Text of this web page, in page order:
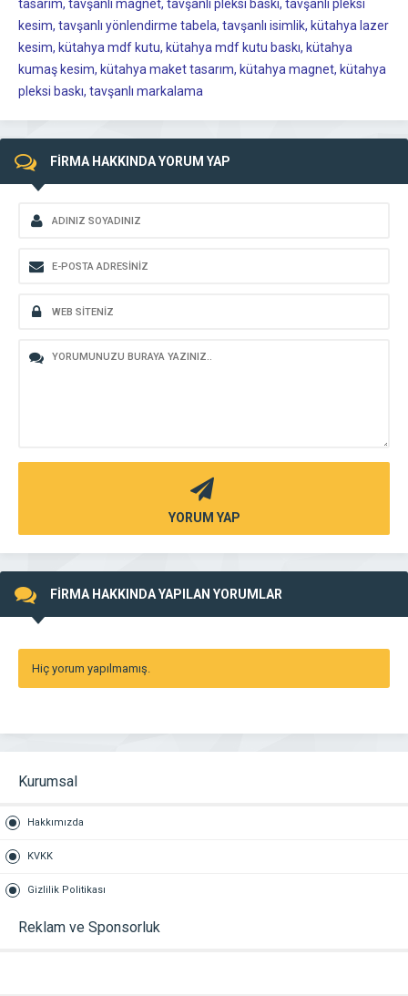
tasarım, tavşanlı magnet, tavşanlı pleksi baskı, tavşanlı pleksi
kesim, tavşanlı yönlendirme tabela, tavşanlı isimlik, kütahya lazer
kesim, kütahya mdf kutu, kütahya mdf kutu baskı, kütahya
kumaş kesim, kütahya maket tasarım, kütahya magnet, kütahya
pleksi baskı, tavşanlı markalama
FİRMA HAKKINDA YORUM YAP
YORUM YAP
FİRMA HAKKINDA YAPILAN YORUMLAR
Hiç yorum yapılmamış.
Kurumsal
Hakkımızda
KVKK
Gizlilik Politikası
Reklam ve Sponsorluk